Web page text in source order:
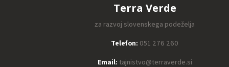
Terra Verde
za razvoj slovenskega podeželja
Telefon: 051 276 260
Email: tajnistvo@terraverde.si